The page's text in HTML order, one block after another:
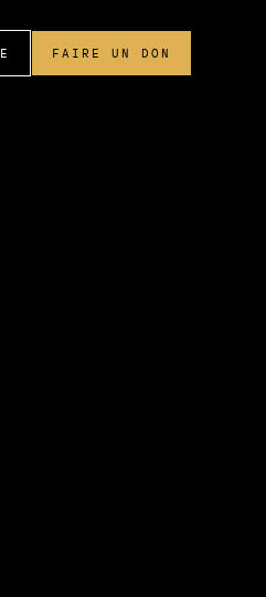
FAIRE UN DON